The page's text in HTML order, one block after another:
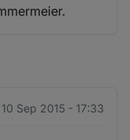
10 Sep 2015 - 17:33